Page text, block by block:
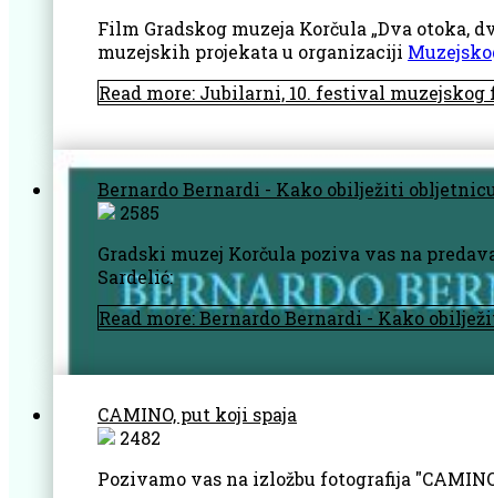
Film Gradskog muzeja Korčula „Dva
muzejskih projekata u organizaciji
Read more: Jubilarni, 10. festival
Bernardo Bernardi - Kako obilježiti
2585
Gradski muzej Korčula poziva vas na
Sardelić:
Read more: Bernardo Bernardi - Kako
CAMINO, put koji spaja
2482
Pozivamo vas na izložbu fotografija